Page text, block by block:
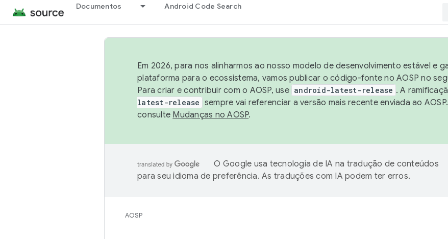
Documentos Android Code Search
Em 2026, para nos alinharmos ao nosso modelo de desenvolvimento estável e
plataforma para o ecossistema, vamos publicar o código-fonte no AOSP no
Para criar e contribuir com o AOSP, use android-latest-release . A
latest-release sempre vai referenciar a versão mais recente enviada ao
consulte Mudanças no AOSP.
O Google usa tecnologia de IA na tradução de conteúdos
para seu idioma de preferência. As traduções com IA podem ter erros.
AOSP